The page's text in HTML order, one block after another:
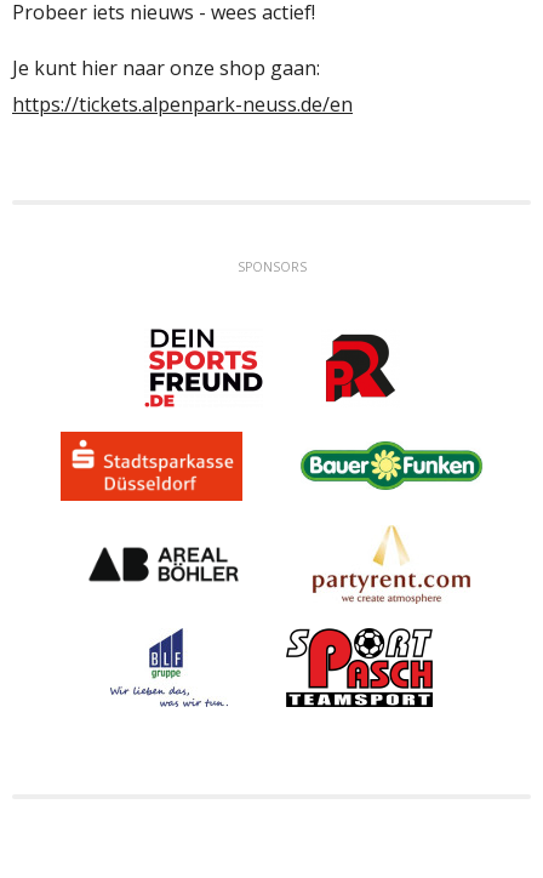
Probeer iets nieuws - wees actief!
Je kunt hier naar onze shop gaan:
https://tickets.alpenpark-neuss.de/en
SPONSORS